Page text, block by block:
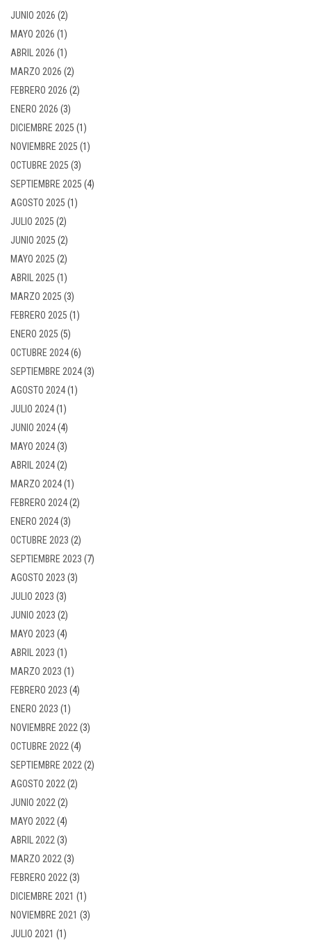
JUNIO 2026 (2)
MAYO 2026 (1)
ABRIL 2026 (1)
MARZO 2026 (2)
FEBRERO 2026 (2)
ENERO 2026 (3)
DICIEMBRE 2025 (1)
NOVIEMBRE 2025 (1)
OCTUBRE 2025 (3)
SEPTIEMBRE 2025 (4)
AGOSTO 2025 (1)
JULIO 2025 (2)
JUNIO 2025 (2)
MAYO 2025 (2)
ABRIL 2025 (1)
MARZO 2025 (3)
FEBRERO 2025 (1)
ENERO 2025 (5)
OCTUBRE 2024(6)
SEPTIEMBRE 2024(3)
AGOSTO 2024(1)
JULIO 2024(1)
JUNIO 2024(4)
MAYO 2024(3)
ABRIL 2024(2)
MARZO 2024(1)
FEBRERO 2024(2)
ENERO 2024(3)
OCTUBRE 2023 (2)
SEPTIEMBRE 2023 (7)
AGOSTO 2023 (3)
JULIO 2023 (3)
JUNIO 2023 (2)
MAYO 2023 (4)
ABRIL 2023 (1)
MARZO 2023 (1)
FEBRERO 2023 (4)
ENERO 2023 (1)
NOVIEMBRE 2022 (3)
OCTUBRE 2022 (4)
SEPTIEMBRE 2022 (2)
AGOSTO 2022 (2)
JUNIO 2022 (2)
MAYO 2022 (4)
ABRIL 2022 (3)
MARZO 2022 (3)
FEBRERO 2022 (3)
DICIEMBRE 2021 (1)
NOVIEMBRE 2021 (3)
JULIO 2021 (1)